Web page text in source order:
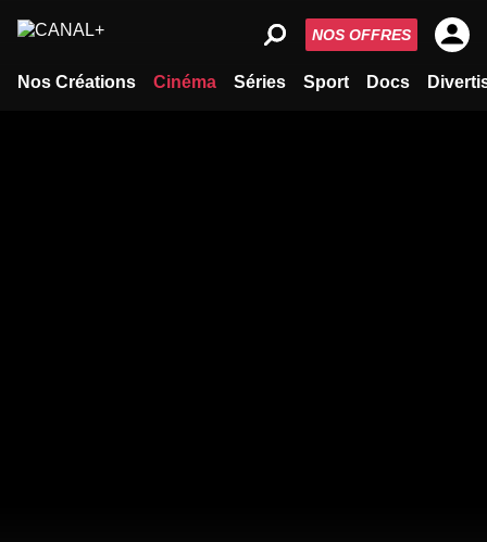
Nos Créations Cinéma Séries Sport Docs
NOS OFFRES